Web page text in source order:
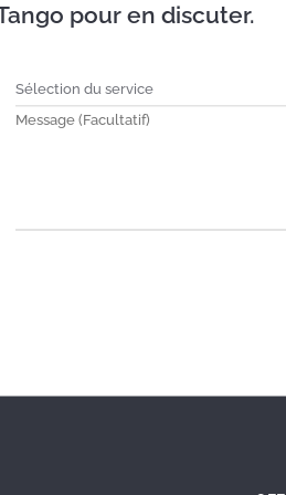
poste de gestion intermédiaire
pour en discuter.